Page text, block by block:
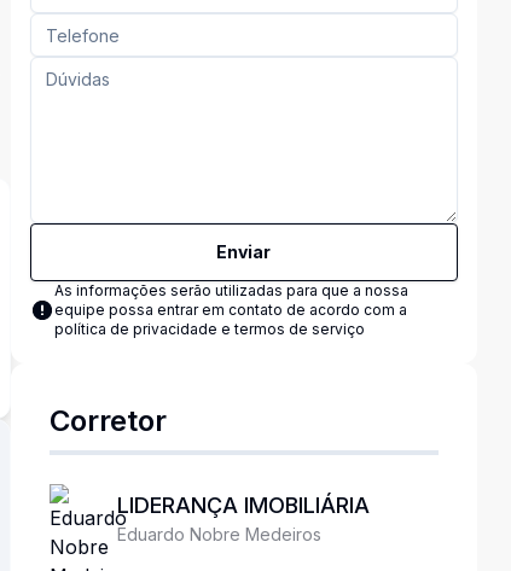
Enviar
As informações serão utilizadas para que a nossa
equipe possa entrar em contato de acordo com a
política de privacidade e termos de serviço
Corretor
LIDERANÇA IMOBILIÁRIA
Eduardo Nobre Medeiros